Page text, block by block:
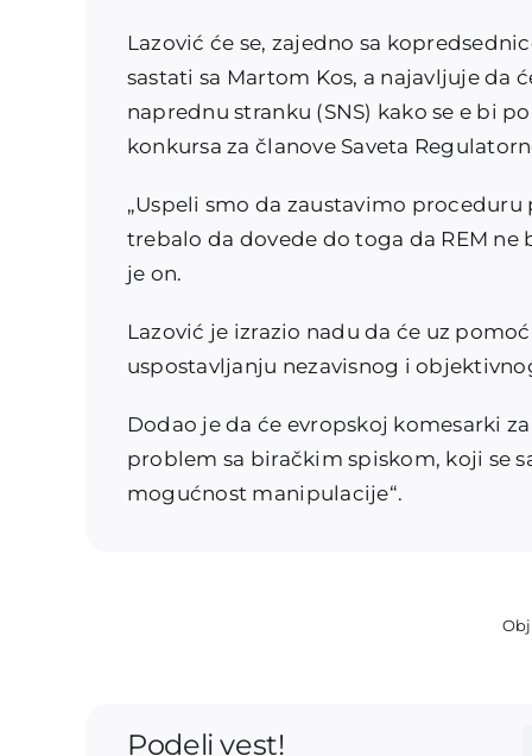
Lazović će se, zajedno sa
sastati sa Martom Kos, a najavljuje da
naprednu stranku (SNS) kako se e bi
konkursa za članove Saveta
„Uspeli smo da zaustavimo
trebalo da dovede do toga da REM ne
je on.
Lazović je izrazio nadu da će uz
uspostavljanju nezavisnog i
Dodao je da će evropskoj komesarki
problem sa biračkim spiskom, koji se
mogućnost manipulacije“.
Podeli vest!